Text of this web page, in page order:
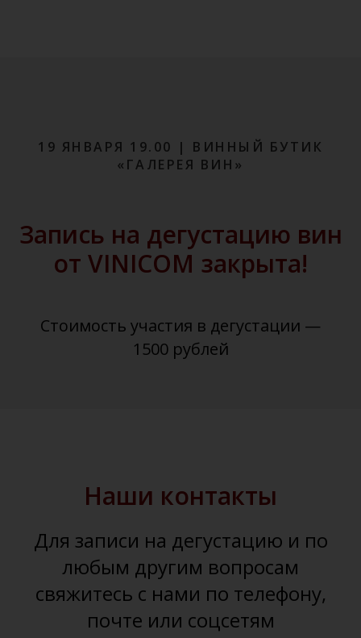
19 ЯНВАРЯ 19.00 | ВИННЫЙ БУТИК
«ГАЛЕРЕЯ ВИН»
Запись на дегустацию вин
от VINICOM закрыта!
Стоимость участия в дегустации —
1500 рублей
Наши контакты
Для записи на дегустацию и по
любым другим вопросам
свяжитесь с нами по телефону,
почте или соцсетям